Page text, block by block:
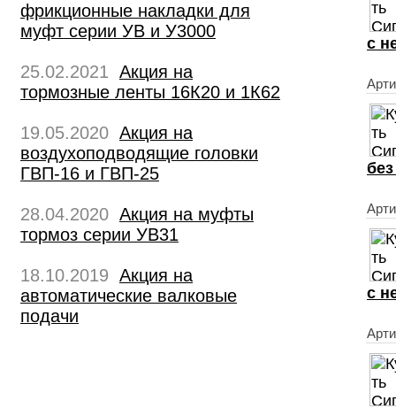
фрикционные накладки для
муфт серии УВ и У3000
25.02.2021 Акция на
тормозные ленты 16К20 и 1К62
19.05.2020 Акция на
воздухоподводящие головки
ГВП-16 и ГВП-25
28.04.2020 Акция на муфты
тормоз серии УВ31
18.10.2019 Акция на
автоматические валковые
подачи
с
с